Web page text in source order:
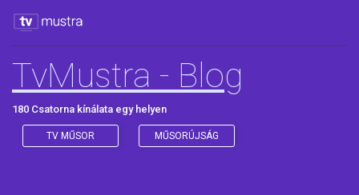
TvMustra - Blog
180 Csatorna kínálata egy helyen
TV MŰSOR MŰSORÚJSÁG